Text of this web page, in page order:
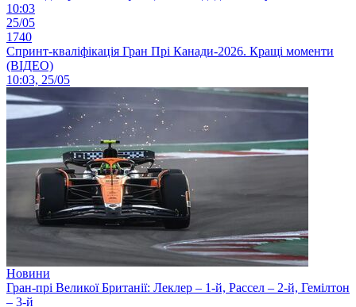
10:03
25/05
1740
Спринт-кваліфікація Гран Прі Канади-2026. Кращі моменти
(ВІДЕО)
10:03, 25/05
Новини
Гран-прі Великої Британії: Леклер – 1-й, Рассел – 2-й, Гемілтон
– 3-й